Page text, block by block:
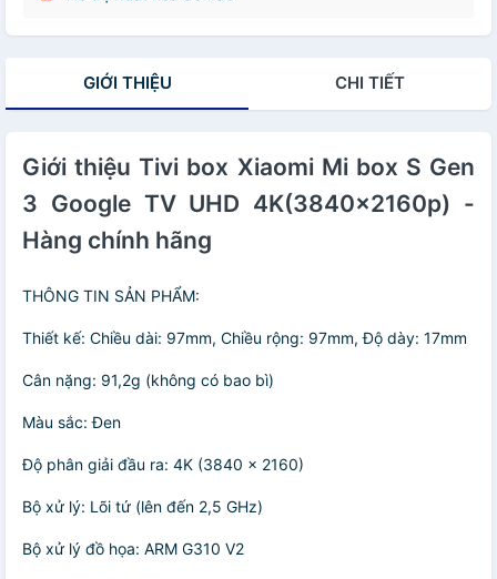
GIỚI THIỆU CHI TIẾT
Giới thiệu Tivi box Xiaomi Mi box S Gen
3 Google TV UHD 4K(3840×2160p) -
Hàng chính hãng
THÔNG TIN SẢN PHẨM:
Thiết kế: Chiều dài: 97mm, Chiều rộng: 97mm, Độ dày: 17mm
Cân nặng: 91,2g (không có bao bì)
Màu sắc: Đen
Độ phân giải đầu ra: 4K (3840 x 2160)
Bộ xử lý: Lõi tứ (lên đến 2,5 GHz)
Bộ xử lý đồ họa: ARM G310 V2